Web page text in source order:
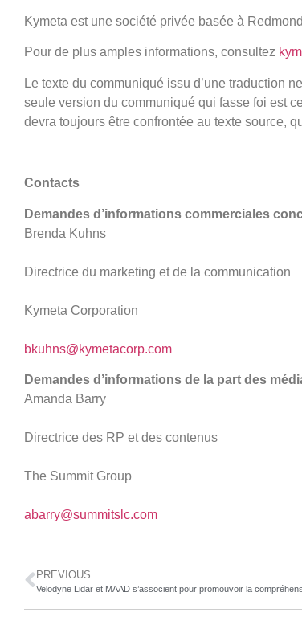
Kymeta est une société privée basée à
Pour de plus amples informations, consultez
Le texte du communiqué issu d’une traduction
seule version du communiqué qui fasse foi est
devra toujours être confrontée au texte source,
Contacts
Demandes d’informations commerciales
Brenda Kuhns
Directrice du marketing et de la communication
Kymeta Corporation
bkuhns@kymetacorp.com
Demandes d’informations de la part des
Amanda Barry
Directrice des RP et des contenus
The Summit Group
abarry@summitslc.com
PREVIOUS